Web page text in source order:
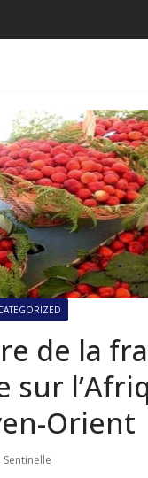
de la
sur
Orient
Sentinelle